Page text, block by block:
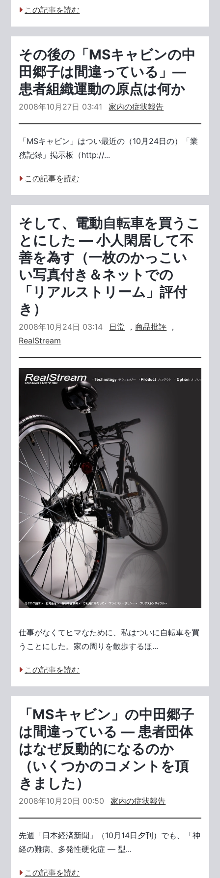
この記事を読む
その後の「MSキャビンの中
田郷子は間違っている」―
患者組織運動の原点は何か
2008年10月27日 03:41 家内の症状報告
「MSキャビン」はつい最近の（10月24日の）「業
務記録」掲示板（http://...
この記事を読む
そして、電動自転車を買うこ
とにした ― 小人閑居して不
善を為す（一枚のかっこい
い写真付き＆ネットでの
「リアルストリーム」評付
き）
2008年10月24日 03:14 日常 ，商品批評 ，
RealStream
仕事がなくてヒマなために、私はついに自転車を買
うことにした。家の周りを散歩するほ...
この記事を読む
「MSキャビン」の中田郷子
は間違っている ― 患者団体
はなぜ反動的になるのか
（いくつかのコメントを頂
きました）
2008年10月20日 00:50 家内の症状報告
先週「日本経済新聞」（10月14日夕刊）でも、「神
経の難病、多発性硬化症 ― 型...
この記事を読む